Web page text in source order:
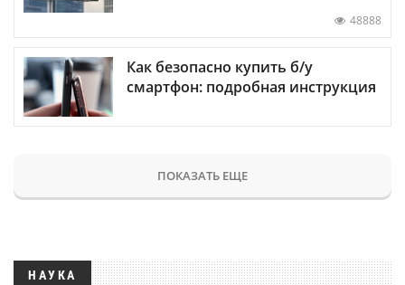
48888
Как безопасно купить б/у
смартфон: подробная инструкция
ПОКАЗАТЬ ЕЩЕ
НАУКА